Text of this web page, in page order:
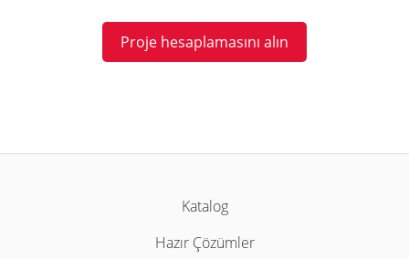
Proje hesaplamasını alın
Katalog
Hazır Çözümler